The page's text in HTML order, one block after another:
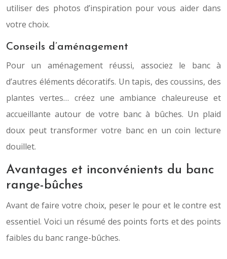
utiliser des photos d’inspiration pour vous aider dans
votre choix.
Conseils d’aménagement
Pour un aménagement réussi, associez le banc à
d’autres éléments décoratifs. Un tapis, des coussins, des
plantes vertes… créez une ambiance chaleureuse et
accueillante autour de votre banc à bûches. Un plaid
doux peut transformer votre banc en un coin lecture
douillet.
Avantages et inconvénients du banc
range-bûches
Avant de faire votre choix, peser le pour et le contre est
essentiel. Voici un résumé des points forts et des points
faibles du banc range-bûches.